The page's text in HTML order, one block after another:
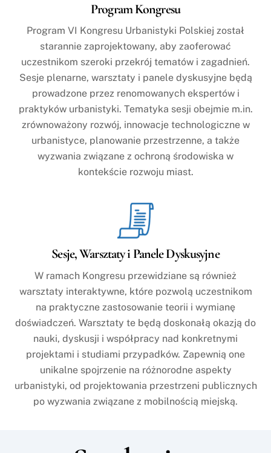
Program Kongresu
Program VI Kongresu Urbanistyki Polskiej został
starannie zaprojektowany, aby zaoferować
uczestnikom szeroki przekrój tematów i zagadnień.
Sesje plenarne, warsztaty i panele dyskusyjne będą
prowadzone przez renomowanych ekspertów i
praktyków urbanistyki. Tematyka sesji obejmie m.in.
zrównoważony rozwój, innowacje technologiczne w
urbanistyce, planowanie przestrzenne, a także
wyzwania związane z ochroną środowiska w
kontekście rozwoju miast.
Sesje, Warsztaty i Panele Dyskusyjne
W ramach Kongresu przewidziane są również
warsztaty interaktywne, które pozwolą uczestnikom
na praktyczne zastosowanie teorii i wymianę
doświadczeń. Warsztaty te będą doskonałą okazją do
nauki, dyskusji i współpracy nad konkretnymi
projektami i studiami przypadków. Zapewnią one
unikalne spojrzenie na różnorodne aspekty
urbanistyki, od projektowania przestrzeni publicznych
po wyzwania związane z mobilnością miejską.